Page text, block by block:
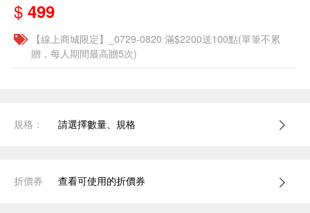
$ 499
【線上商城限定】_0729-0820 滿$2200送100點(單筆不累
贈，每人期間最高贈5次)
規格： 請選擇數量、規格
折價券 查看可使用的折價券